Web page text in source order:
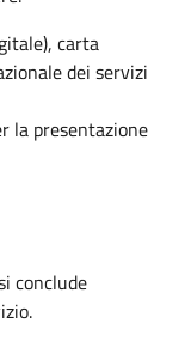
carta
dei servizi
la presentazione
conclude